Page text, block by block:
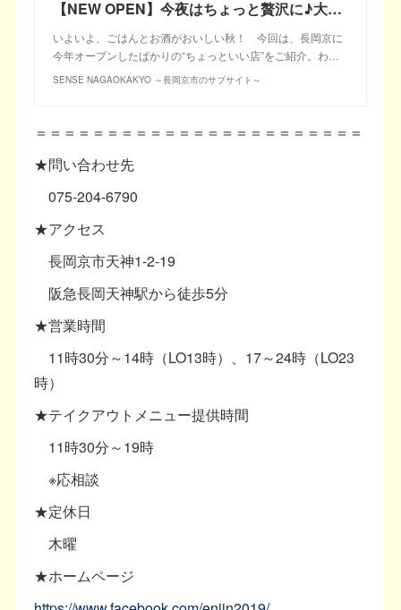
【NEW OPEN】今夜はちょっと贅沢に♪大人の御馳走スポット3選＠京都・長岡京市
いよいよ、ごはんとお酒がおいしい秋！ 今回は、長岡京に
今年オープンしたばかりの“ちょっといい店”をご紹介。わ…
SENSE NAGAOKAKYO ～長岡京市のサブサイト～
＝＝＝＝＝＝＝＝＝＝＝＝＝＝＝＝＝＝＝＝＝＝＝
★問い合わせ先
075-204-6790
★アクセス
長岡京市天神1-2-19
阪急長岡天神駅から徒歩5分
★営業時間
11時30分～14時（LO13時）、17～24時（LO23
時）
★テイクアウトメニュー提供時間
11時30分～19時
※応相談
★定休日
木曜
★ホームページ